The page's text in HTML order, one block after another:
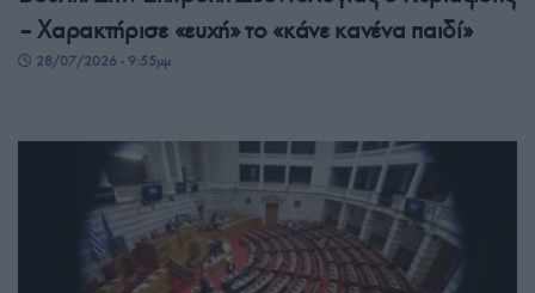
– Χαρακτήρισε «ευχή» το «κάνε κανένα παιδί»
28/07/2026 - 9:55μμ